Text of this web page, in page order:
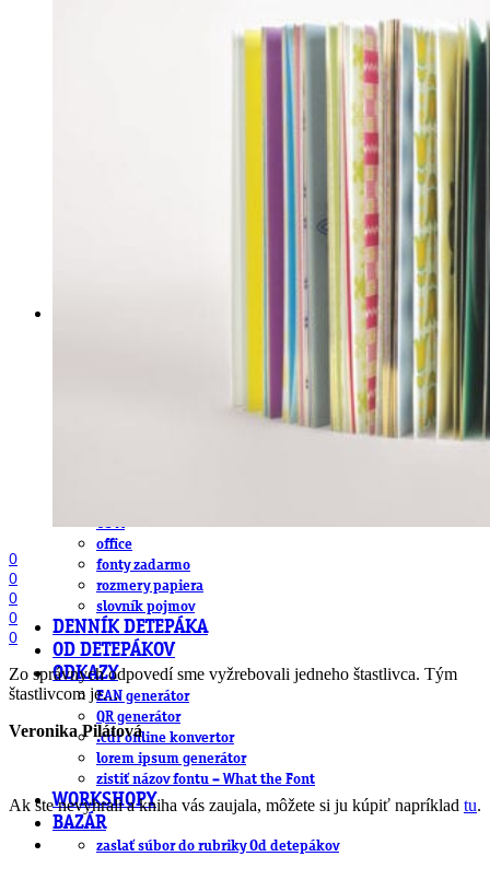
farby a color management návody
OS X
office
fonty zadarmo
rozmery papiera
slovník pojmov
DENNÍK DETEPÁKA
OD DETEPÁKOV
ODKAZY
EAN generátor
QR generátor
.cdr online konvertor
lorem ipsum generátor
zistiť názov fontu – What the Font
WORKSHOPY
BAZÁR
zaslať súbor do rubriky Od detepákov
0
0
0
0
0
Zo správnych odpovedí sme vyžrebovali jedneho štastlivca. Tým
štastlivcom je…
Veronika Pilátová
Ak ste nevyhrali a kniha vás zaujala, môžete si ju kúpiť napríklad tu.